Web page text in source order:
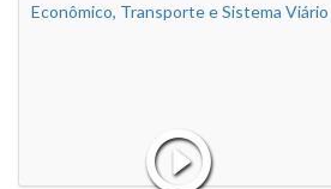
Econômico, Transporte e Sistema Viário